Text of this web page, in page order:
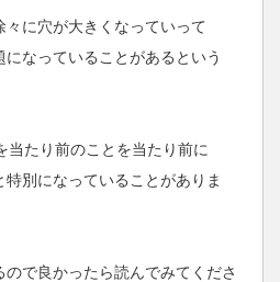
々に穴が大きくなっていって
なっていることがあるという
当たり前のことを当たり前に
別になっていることがありま
ので良かったら読んでみてくださ